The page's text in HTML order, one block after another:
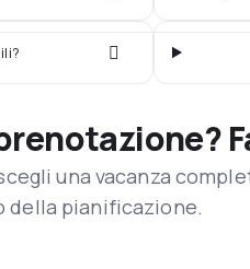
una vacanza
della pianificazione.